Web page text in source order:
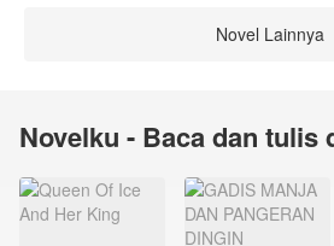
Novel Lainnya
Novelku - Baca dan tulis